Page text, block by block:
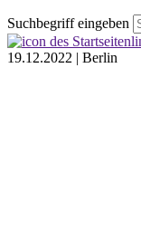
Suchbegriff eingeben
19.12.2022 | Berlin